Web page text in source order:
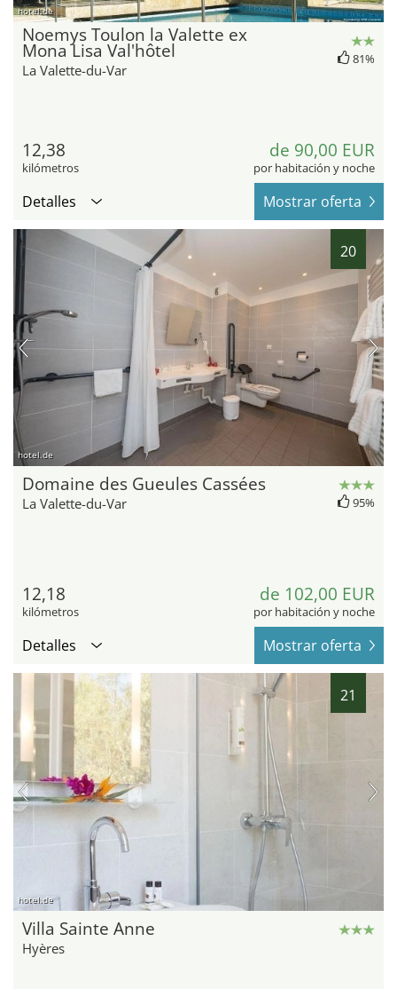
hotel.de
Noemys Toulon la Valette ex
Mona Lisa Val'hôtel
La Valette-du-Var
81%
12,38
kilómetros
de 90,00 EUR
por habitación y noche
Detalles Mostrar oferta
20
hotel.de
Domaine des Gueules Cassées
La Valette-du-Var 95%
12,18
kilómetros
de 102,00 EUR
por habitación y noche
Detalles Mostrar oferta
21
hotel.de
Villa Sainte Anne
Hyères